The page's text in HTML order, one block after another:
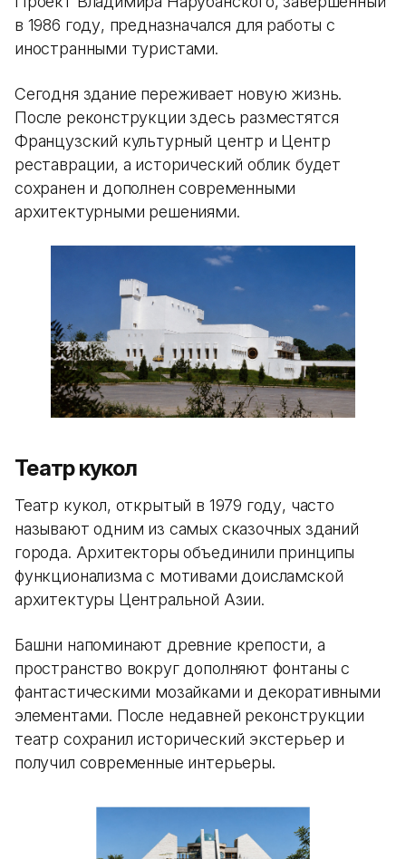
в 1986 году, предназначался для работы с
иностранными туристами.
Сегодня здание переживает новую жизнь.
После реконструкции здесь разместятся
Французский культурный центр и Центр
реставрации, а исторический облик будет
сохранен и дополнен современными
архитектурными решениями.
Театр кукол
Театр кукол, открытый в 1979 году, часто
называют одним из самых сказочных зданий
города. Архитекторы объединили принципы
функционализма с мотивами доисламской
архитектуры Центральной Азии.
Башни напоминают древние крепости, а
пространство вокруг дополняют фонтаны с
фантастическими мозайками и декоративными
элементами. После недавней реконструкции
театр сохранил исторический экстерьер и
получил современные интерьеры.